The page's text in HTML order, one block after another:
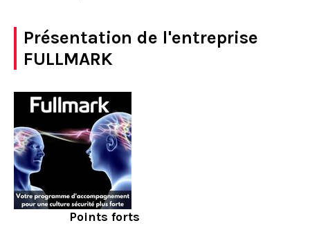
Présentation de l'entreprise
FULLMARK
Points forts